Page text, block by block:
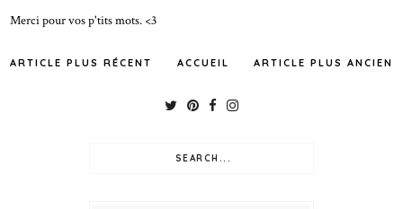
Merci pour vos p'tits mots. <3
ARTICLE PLUS RÉCENT ARTICLE PLUS ANCIEN
ACCUEIL